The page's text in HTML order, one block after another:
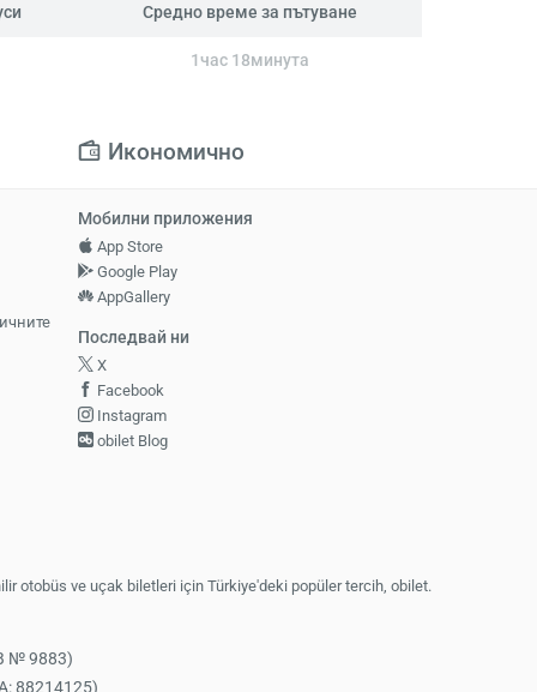
Средно време за пътуване
1час 18минута
Икономично
Мобилни приложения
App Store
Google Play
AppGallery
Последвай ни
X
Facebook
Instagram
obilet Blog
otobüs ve uçak biletleri için Türkiye'deki popüler tercih, obilet.
№ 9883)
88214125)